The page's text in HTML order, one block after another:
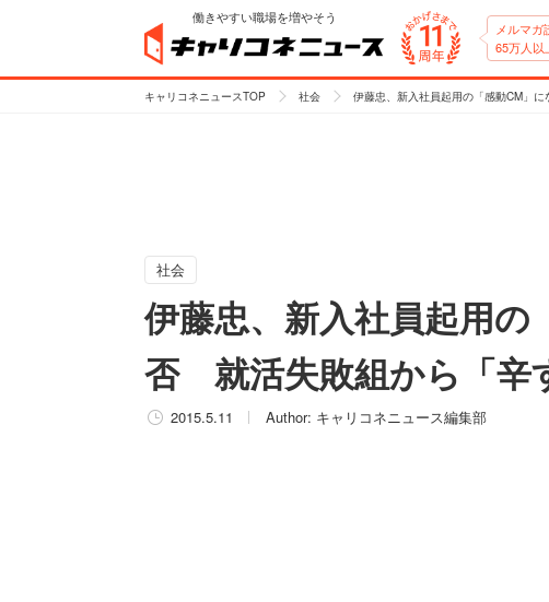
働きやすい職場を増やそう
メルマガ
65万人以
キャリコネニュースTOP 社会 伊藤忠、新入社員起用の「感動CM」
社会
伊藤忠、新入社員起用
否 就活失敗組から「辛
2015.5.11 Author: キャリコネニュース編集部